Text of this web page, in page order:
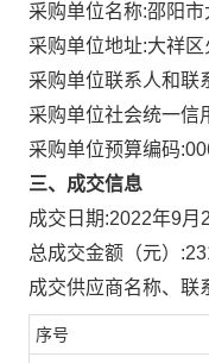
采购单位名称:邵阳市
采购单位地址:大祥
采购单位联系人和联
采购单位社会统一信
采购单位预算编码:
三、成交信息
成交日期:2022年9月
总成交金额（元）:
成交供应商名称、联
序号